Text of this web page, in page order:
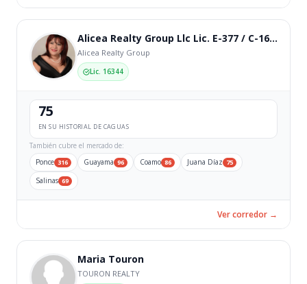
Alicea Realty Group Llc Lic. E-377 / C-16344
Alicea Realty Group
Lic. 16344
75
EN SU HISTORIAL DE CAGUAS
También cubre el mercado de:
Ponce 316 Guayama 96 Coamo 86 Juana Díaz 75
Salinas 69
Ver corredor →
Maria Touron
TOURON REALTY